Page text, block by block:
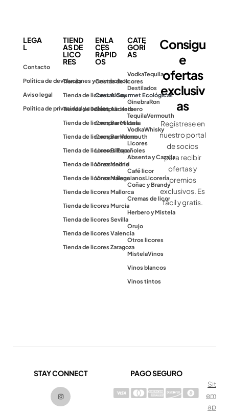
LEGA
L
Contacto
Política de devoluciones y reembolsos
Aviso legal
Política de privacidad y cookies
TIEND
AS DE
LICO
RES
Tienda
Tienda de licores Alcoy
Tienda de licores Alicante
Tienda de licores Barcelona
Tienda de licores Benidorm
Tienda de licores Bilbao
Tienda de licores Madrid
Tienda de licores Málaga
Tienda de licores Mallorca
Tienda de licores Murcia
Tienda de licores Sevilla
Tienda de licores Valencia
Tienda de licores Zaragoza
ENLA
CES
RÁPID
OS
Cestas de licores
Cestas Gourmet Ecológicas
Comprar Herbero
Comprar Mistela
Comprar Vermouth
Licores Españoles
Vinos online
Vinos valencianosLicorería
CATE
GORÍ
AS
VodkaTequila
Destilados
GinebraRon
TequilaVermouth
VodkaWhisky
Licores
Absenta y Cazalla
Café licor
Coñac y Brandy
Cremas de licor
Herbero y Mistela
Orujo
Otros licores
MistelaVinos
Vinos blancos
Vinos tintos
Consigu
e
ofertas
exclusiv
as
Regístrese en
nuestro portal
de socios
para recibir
ofertas y
premios
exclusivos. Es
fácil y gratis.
STAY CONNECT
I
n
s
t
PAGO SEGURO
Sit
em
ap